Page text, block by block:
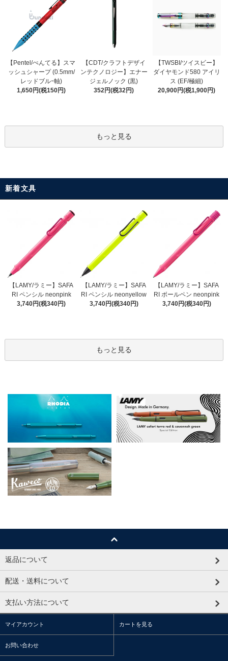
【Pentel/ぺんてる】スマ
ッシュシャープ (0.5mm/
レッドブルｰ軸)
1,650円(税150円)
【CDT/クラフトデザイ
ンテクノロジー】エナー
ジェルノック (黒)
352円(税32円)
【TWSBI/ツイスビー】
ダイヤモンド580 アイリ
ス (EF/極細)
20,900円(税1,900円)
もっと見る
新着文具
【LAMY/ラミー】SAFA
RI ペンシル neonpink
3,740円(税340円)
【LAMY/ラミー】SAFA
RI ペンシル neonyellow
3,740円(税340円)
【LAMY/ラミー】SAFA
RI ボールペン neonpink
3,740円(税340円)
もっと見る
返品について
配送・送料について
支払い方法について
マイアカウント カートを見る
お問い合わせ